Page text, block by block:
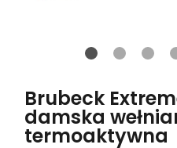
Brubeck
damska
termoaktywna